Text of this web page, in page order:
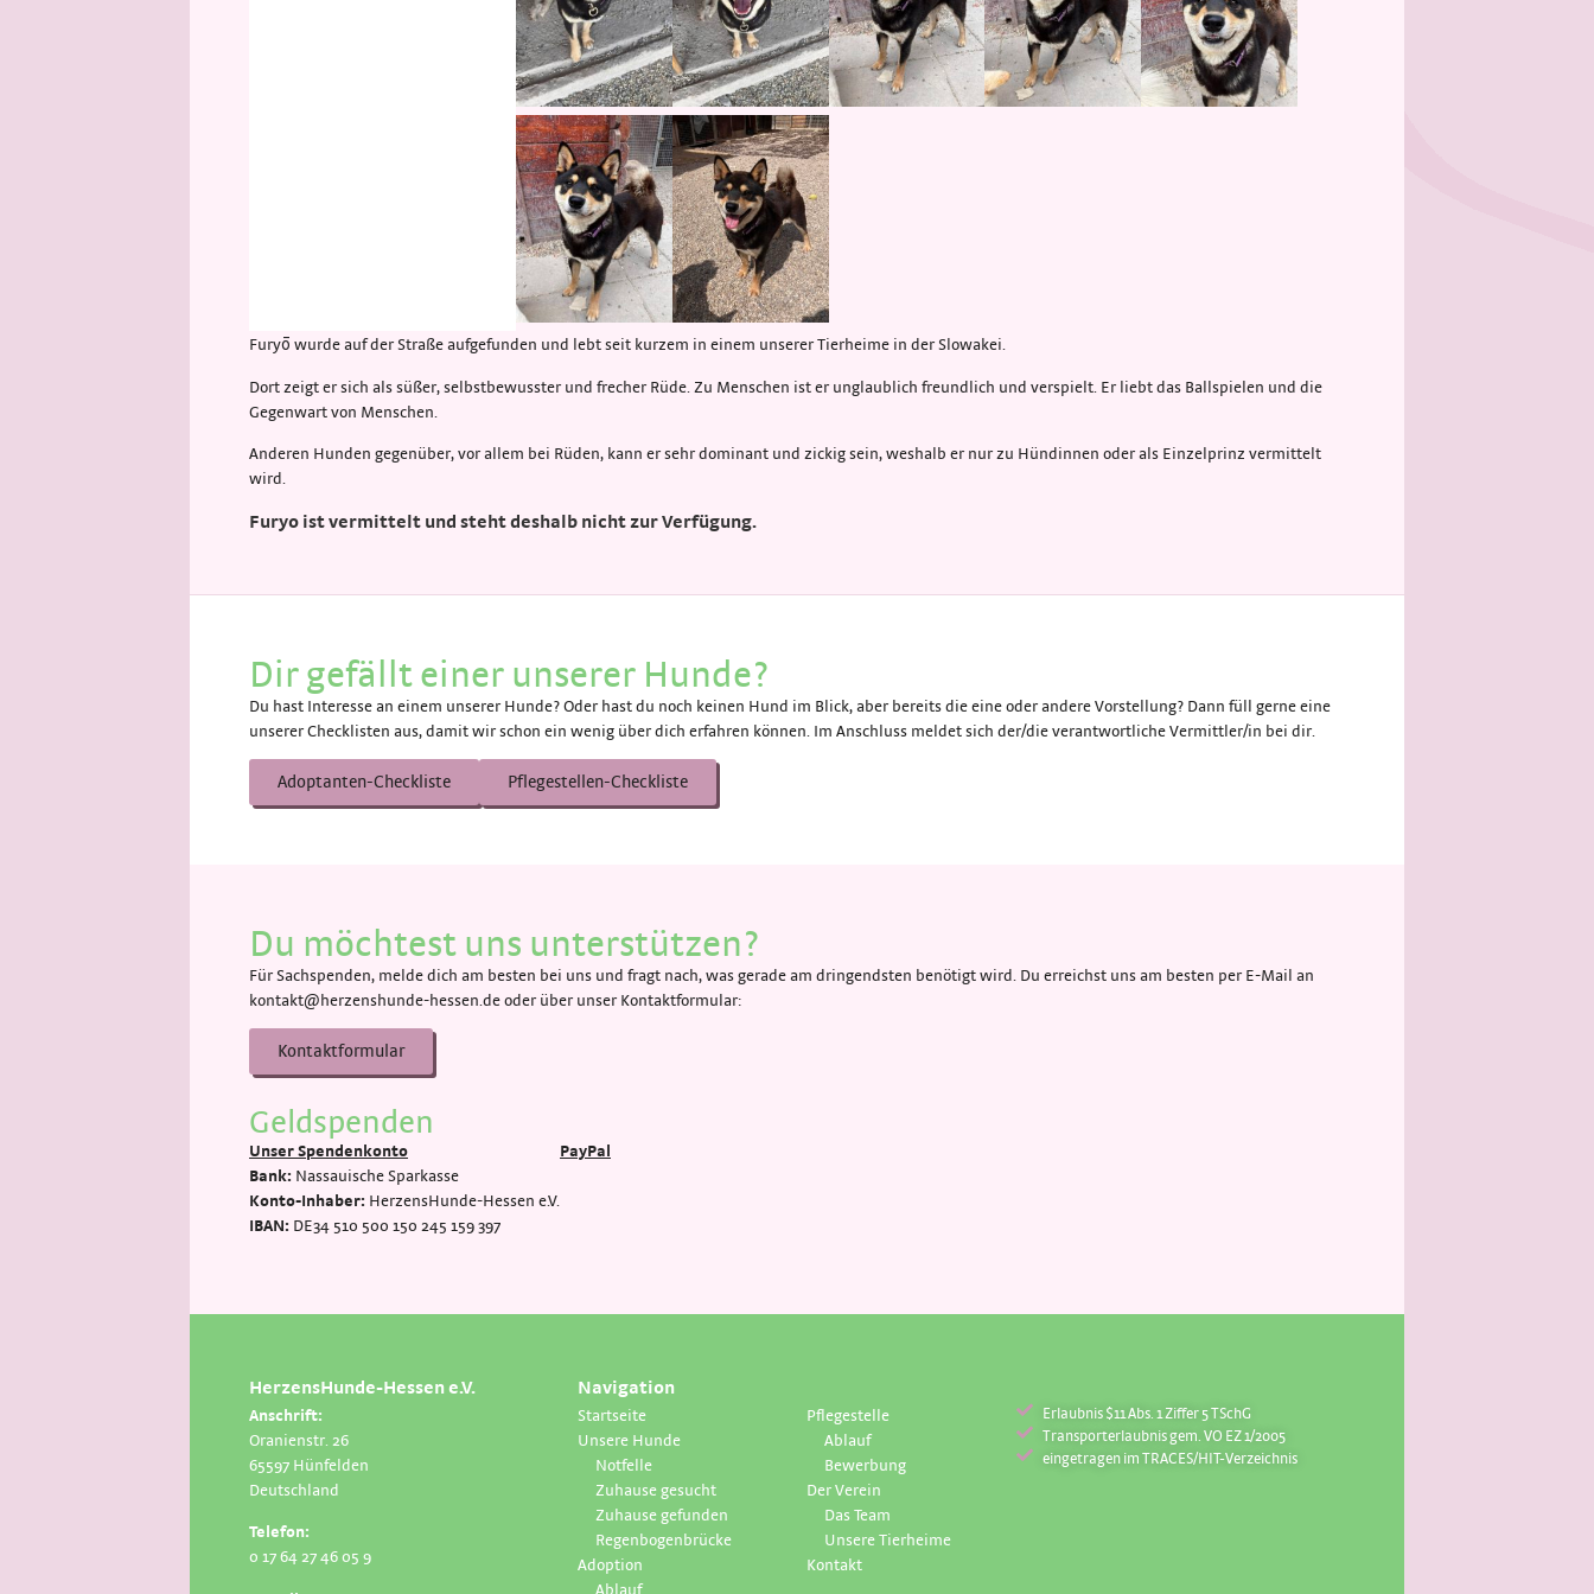
Furyō wurde auf der Straße aufgefunden und lebt seit kurzem in einem unserer Tierheime in der Slowakei.
Dort zeigt er sich als süßer, selbstbewusster und frecher Rüde. Zu Menschen ist er unglaublich freundlich und verspielt. Er liebt das Ballspielen und die
Gegenwart von Menschen.
Anderen Hunden gegenüber, vor allem bei Rüden, kann er sehr dominant und zickig sein, weshalb er nur zu Hündinnen oder als Einzelprinz vermittelt
wird.
Furyo ist vermittelt und steht deshalb nicht zur Verfügung.
Dir gefällt einer unserer Hunde?
Du hast Interesse an einem unserer Hunde? Oder hast du noch keinen Hund im Blick, aber bereits die eine oder andere Vorstellung? Dann füll gerne eine
unserer Checklisten aus, damit wir schon ein wenig über dich erfahren können. Im Anschluss meldet sich der/die verantwortliche Vermittler/in bei dir.
Adoptanten-Checkliste Pflegestellen-Checkliste
Du möchtest uns unterstützen?
Für Sachspenden, melde dich am besten bei uns und fragt nach, was gerade am dringendsten benötigt wird. Du erreichst uns am besten per E-Mail an
kontakt@herzenshunde-hessen.de oder über unser Kontaktformular:
Kontaktformular
Geldspenden
Unser Spendenkonto
Bank: Nassauische Sparkasse
Konto-Inhaber: HerzensHunde-Hessen e.V.
IBAN: DE34 510 500 150 245 159 397
PayPal
HerzensHunde-Hessen e.V.
Anschrift:
Oranienstr. 26
65597 Hünfelden
Deutschland
Telefon:
0 17 64 27 46 05 9
Navigation
Startseite
Unsere Hunde
Notfelle
Zuhause gesucht
Zuhause gefunden
Regenbogenbrücke
Adoption
Ablauf
Pflegestelle
Ablauf
Bewerbung
Der Verein
Das Team
Unsere Tierheime
Kontakt
Erlaubnis $11 Abs. 1 Ziffer 5 TSchG
Transporterlaubnis gem. VO EZ 1/2005
eingetragen im TRACES/HIT-Verzeichnis